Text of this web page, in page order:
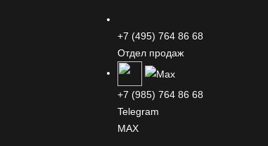
+7 (495) 764 86 68
Отдел продаж
+7 (985) 764 86 68
Telegram
MAX